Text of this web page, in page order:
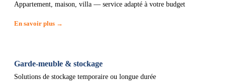
Appartement, maison, villa — service adapté à votre budget
En savoir plus →
Garde-meuble & stockage
Solutions de stockage temporaire ou longue durée